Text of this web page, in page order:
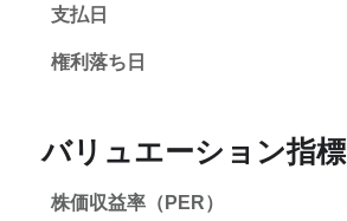
支払日
権利落ち日
バリュエーション指標
株価収益率（PER）